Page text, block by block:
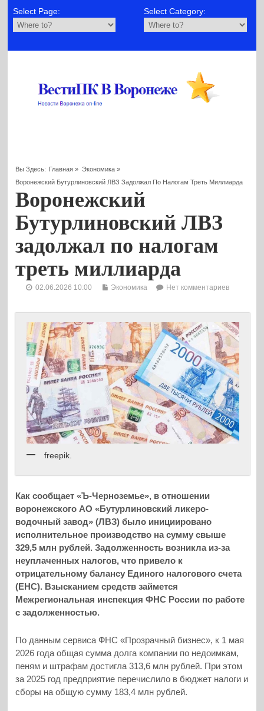
Select Page: Select Category:
Вы Здесь: Главная » Экономика»
Воронежский Бутурлиновский ЛВЗ Задолжал По Налогам Треть Миллиарда
Воронежский
Бутурлиновский ЛВЗ
задолжал по налогам
треть миллиарда
02.06.2026 10:00 Экономика Нет комментариев
freepik.
Как сообщает «Ъ-Черноземье», в отношении
воронежского АО «Бутурлиновский ликеро-
водочный завод» (ЛВЗ) было инициировано
исполнительное производство на сумму свыше
329,5 млн рублей. Задолженность возникла из-за
неуплаченных налогов, что привело к
отрицательному балансу Единого налогового счета
(ЕНС). Взысканием средств займется
Межрегиональная инспекция ФНС России по работе
с задолженностью.
По данным сервиса ФНС «Прозрачный бизнес», к 1 мая
2026 года общая сумма долга компании по недоимкам,
пеням и штрафам достигла 313,6 млн рублей. При этом
за 2025 год предприятие перечислило в бюджет налоги и
сборы на общую сумму 183,4 млн рублей.